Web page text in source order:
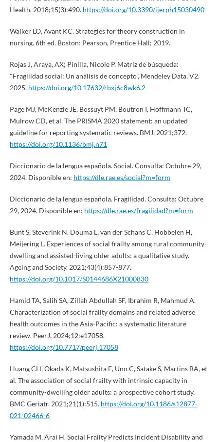
Health. 2018;15(3):490. https://doi.org/10.3390/ijerph15030490
Walker LO, Avant KC. Strategies for theory construction in
nursing. 6th ed. Boston: Pearson, Prentice Hall; 2019.
Rojas J, Araya, AX; Pinilla, Nicole P. Matriz de búsqueda:
"Fragilidad social: Un análisis de concepto”, Mendeley Data, V2.
2025. https://doi.org/10.17632/rbxj6c8wk6.2
Page MJ, McKenzie JE, Bossuyt PM, Boutron I, Hoffmann TC,
Mulrow CD, et al. The PRISMA 2020 statement: an updated
guideline for reporting systematic reviews. BMJ. 2021;372.
https://doi.org/10.1136/bmj.n71
Diccionario de la lengua española. Social. Consulta: Octubre 29,
2024. Disponible en: https://dle.rae.es/social?m=form
Diccionario de la lengua española. Fragilidad. Consulta: Octubre
29, 2024. Disponible en: https://dle.rae.es/fragilidad?m=form
Bunt S, Steverink N, Douma L, van der Schans C, Hobbelen H,
Meijering L. Experiences of social frailty among rural community-
dwelling and assisted-living older adults: a qualitative study.
Ageing and Society. 2021;43(4):857-877.
https://doi.org/10.1017/S0144686X21000830
Hamid TA, Salih SA, Zillah Abdullah SF, Ibrahim R, Mahmud A.
Characterization of social frailty domains and related adverse
health outcomes in the Asia-Pacific: a systematic literature
review. PeerJ. 2024;12:e17058.
https://doi.org/10.7717/peerj.17058
Huang CH, Okada K, Matsushita E, Uno C, Satake S, Martins BA, et
al. The association of social frailty with intrinsic capacity in
community-dwelling older adults: a prospective cohort study.
BMC Geriatr. 2021;21(1):515. https://doi.org/10.1186/s12877-
021-02466-6
Yamada M, Arai H. Social Frailty Predicts Incident Disability and